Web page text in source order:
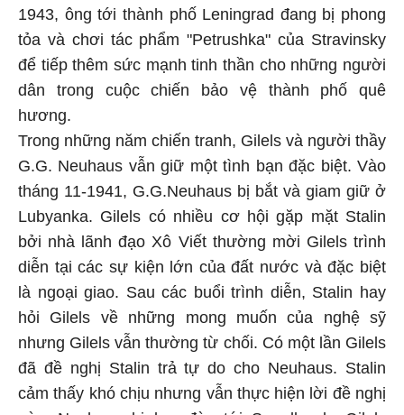
1943, ông tới thành phố Leningrad đang bị phong
tỏa và chơi tác phẩm "Petrushka" của Stravinsky
để tiếp thêm sức mạnh tinh thần cho những người
dân trong cuộc chiến bảo vệ thành phố quê
hương.
Trong những năm chiến tranh, Gilels và người thầy
G.G. Neuhaus vẫn giữ một tình bạn đặc biệt. Vào
tháng 11-1941, G.G.Neuhaus bị bắt và giam giữ ở
Lubyanka. Gilels có nhiều cơ hội gặp mặt Stalin
bởi nhà lãnh đạo Xô Viết thường mời Gilels trình
diễn tại các sự kiện lớn của đất nước và đặc biệt
là ngoại giao. Sau các buổi trình diễn, Stalin hay
hỏi Gilels về những mong muốn của nghệ sỹ
nhưng Gilels vẫn thường từ chối. Có một lần Gilels
đã đề nghị Stalin trả tự do cho Neuhaus. Stalin
cảm thấy khó chịu nhưng vẫn thực hiện lời đề nghị